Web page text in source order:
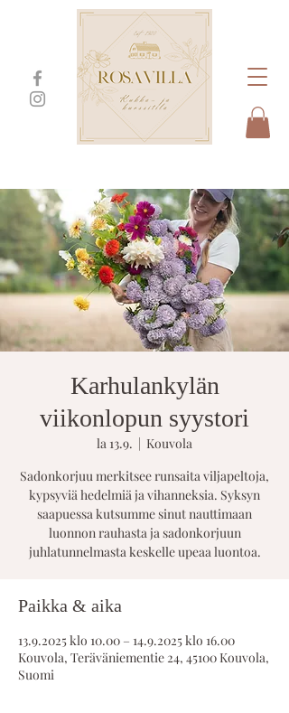
Karhulankylän
viikonlopun syystori
la 13.9.
  |
Kouvola
Sadonkorjuu merkitsee runsaita viljapeltoja,
kypsyviä hedelmiä ja vihanneksia. Syksyn
saapuessa kutsumme sinut nauttimaan
luonnon rauhasta ja sadonkorjuun
juhlatunnelmasta keskelle upeaa luontoa.
Paikka & aika
13.9.2025 klo 10.00 – 14.9.2025 klo 16.00
Kouvola, Teräväniementie 24, 45100 Kouvola,
Suomi